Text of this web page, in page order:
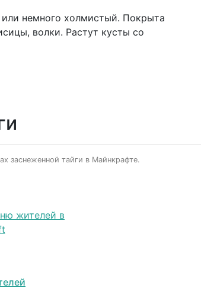
немного холмистый. Покрыта
волки. Растут кусты со
заснеженной тайги в Майнкрафте.